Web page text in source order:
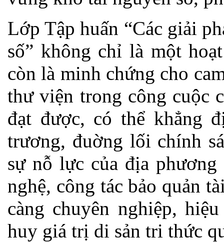
Lớp Tập huấn “Các giải
số” không chỉ là một
còn là minh chứng cho
thư viện trong công cuộc
đạt được, có thể khẳng
trương, đuờng lối chính
sự nỗ lực của địa
nghệ, công tác bảo quản
càng chuyên nghiệp,
huy giá trị di sản tri thức